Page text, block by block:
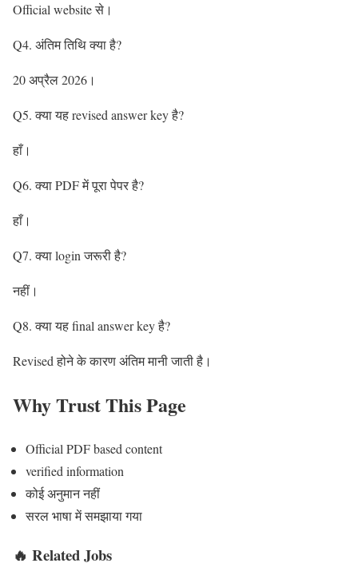
Official website से।
Q4. अंतिम तिथि क्या है?
20 अप्रैल 2026।
Q5. क्या यह revised answer key है?
हाँ।
Q6. क्या PDF में पूरा पेपर है?
हाँ।
Q7. क्या login जरूरी है?
नहीं।
Q8. क्या यह final answer key है?
Revised होने के कारण अंतिम मानी जाती है।
Why Trust This Page
Official PDF based content
verified information
कोई अनुमान नहीं
सरल भाषा में समझाया गया
🔥 Related Jobs